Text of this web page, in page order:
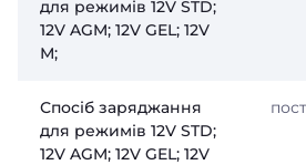
для режимів 12V STD;
12V AGM; 12V GEL; 12V
М;
Спосіб заряджання
для режимів 12V STD;
12V AGM; 12V GEL; 12V